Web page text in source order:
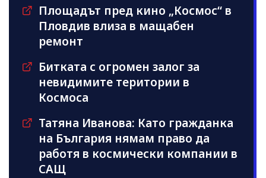
Площадът пред кино „Космос“ в
Пловдив влиза в мащабен
ремонт
Битката с огромен залог за
невидимите територии в
Космоса
Татяна Иванова: Като гражданка
на България нямам право да
работя в космически компании в
САЩ